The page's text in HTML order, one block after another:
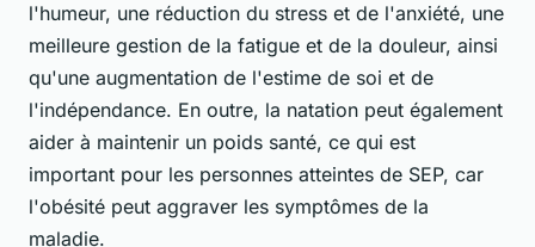
l'humeur, une réduction du stress et de l'anxiété, une
meilleure gestion de la fatigue et de la douleur, ainsi
qu'une augmentation de l'estime de soi et de
l'indépendance. En outre, la natation peut également
aider à maintenir un poids santé, ce qui est
important pour les personnes atteintes de SEP, car
l'obésité peut aggraver les symptômes de la
maladie.